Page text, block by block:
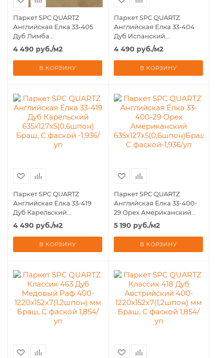
Паркет SPC QUARTZ
Английская Ёлка 33-405
Дуб Лимба
635х127х5(0,6шпон) Браш, С
фаской -1,936/уп
4 490 руб./м2
В КОРЗИНУ
Паркет SPC QUARTZ
Английская Ёлка 33-404
Дуб Испанский
635х127х5(0,6шпон) Браш, С
фаской -1,936/уп
4 490 руб./м2
В КОРЗИНУ
Паркет SPC QUARTZ
Английская Ёлка 33-419
Дуб Карельский
635х127х5(0,6шпон) Браш, С
фаской -1,936/уп
4 490 руб./м2
В КОРЗИНУ
Паркет SPC QUARTZ
Английская Ёлка 33-400-
29 Орех Американский
635х127х5(0,6шпон)Браш, С
фаской-1,936/уп
5 190 руб./м2
В КОРЗИНУ